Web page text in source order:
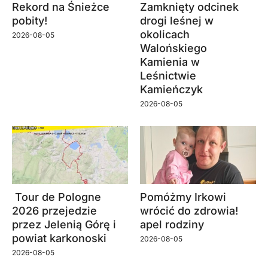
Rekord na Śnieżce
pobity!
2026-08-05
Zamknięty odcinek
drogi leśnej w
okolicach
Walońskiego
Kamienia w
Leśnictwie
Kamieńczyk
2026-08-05
Tour de Pologne
2026 przejedzie
przez Jelenią Górę i
powiat karkonoski
2026-08-05
Pomóżmy Irkowi
wrócić do zdrowia!
apel rodziny
2026-08-05